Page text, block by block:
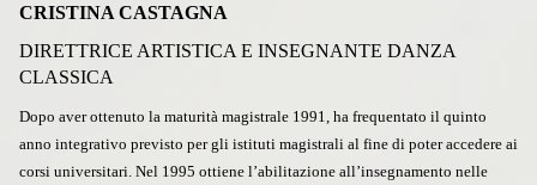
CRISTINA CASTAGNA
DIRETTRICE ARTISTICA E INSEGNANTE DANZA
CLASSICA
Dopo aver ottenuto la maturità magistrale 1991, ha frequentato il quinto
anno integrativo previsto per gli istituti magistrali al fine di poter accedere ai
corsi universitari. Nel 1995 ottiene l’abilitazione all’insegnamento nelle